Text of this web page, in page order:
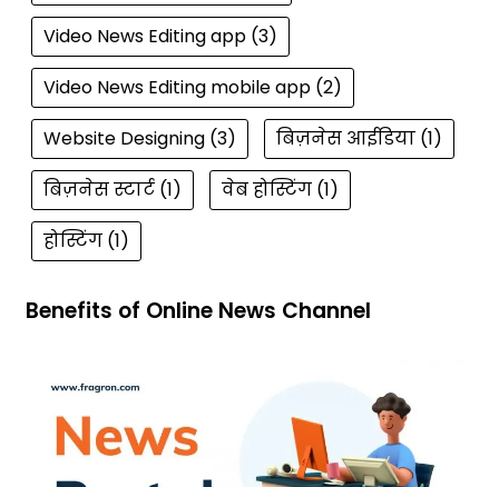
Video News Editing app(3)
Video News Editing mobile app(2)
Website Designing(3) बिज़नेस आईडिया(1)
बिज़नेस स्टार्ट(1) वेब होस्टिंग(1)
होस्टिंग(1)
Benefits of Online News Channel